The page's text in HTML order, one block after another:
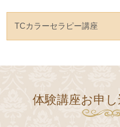
TCカラーセラピー講座
体験講座お申